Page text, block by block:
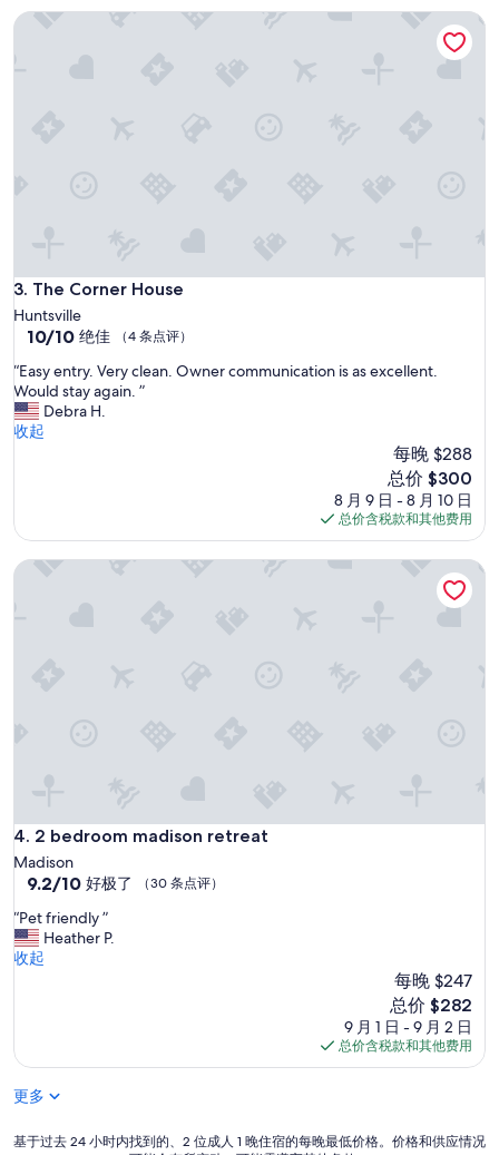
3. The Corner House
The Corner House
Huntsville
10.0
总
分
10，
绝
10/10 绝佳 （4 条点评）
“
E
a
s
r
.
n
r
o
m
m
u
a
i
n
“Easy entry. Very clean. Owner communication is as excellent.
Would stay again. ”
Debra H.
收起
每晚 $288
新
价
格
$300
总价 $300
8 月 9 日 - 8 月 10 日
总价含税款和其他费用
The Corner House
4. 2 bedroom madison retreat
2 bedroom madison retreat
Madison
9.2
总
分
10，
条
评）
9.2/10 好极了 （30 条点评）
“
P
e
e
d
y
“Pet friendly ”
Heather P.
收起
每晚 $247
新
价
格
$282
总价 $282
9 月 1 日 - 9 月 2 日
总价含税款和其他费用
2 bedroom madison retreat
更多
基
基于过去 24 小时内找到的、2 位成人 1 晚住宿的每晚最低价格。价格和供应情况